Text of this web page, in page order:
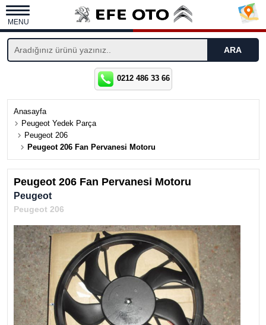
MENU
0212 486 33 66
Anasayfa
Peugeot Yedek Parça
Peugeot 206
Peugeot 206 Fan Pervanesi Motoru
Peugeot 206 Fan Pervanesi Motoru
Peugeot
Peugeot 206